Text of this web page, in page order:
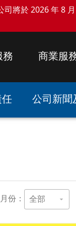
司將於 2026 年 8
務 商業服
任 公司新聞
月份： 全部 arrow_drop_down